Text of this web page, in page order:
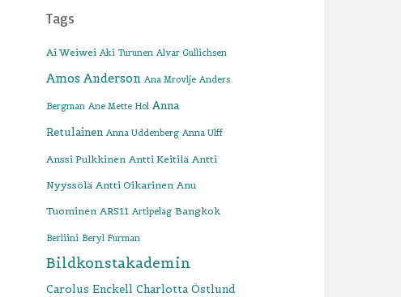
Tags
Ai Weiwei Aki Turunen Alvar Gullichsen
Amos Anderson Ana Mrovlje Anders
Bergman Ane Mette Hol Anna
Retulainen Anna Uddenberg Anna Ulff
Anssi Pulkkinen Antti Keitilä Antti
Nyyssölä Antti Oikarinen Anu
Tuominen ARS11 Artipelag Bangkok
Berliini Beryl Furman
Bildkonstakademin
Carolus Enckell Charlotta Östlund